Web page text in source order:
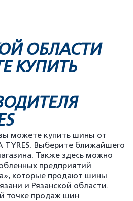
ОБЛАСТИ
КУПИТЬ
можете купить шины от
TYRES. Выберите ближайшего
Также здесь можно
предприятий
которые продают шины
и Рязанской области.
точке продаж шин